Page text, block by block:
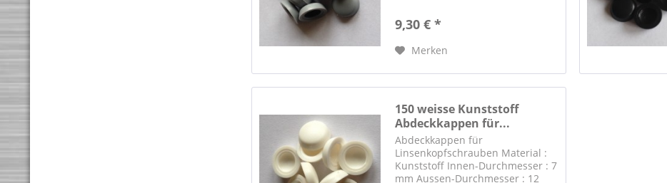
Blechschrauben bieten wir
"Blechschrauben" .
9,30 € *
Merken
150 weisse Kunststoff
Abdeckkappen für...
Abdeckkappen für
Linsenkopfschrauben Material :
Kunststoff Innen-Durchmesser : 7
mm Aussen-Durchmesser : 12